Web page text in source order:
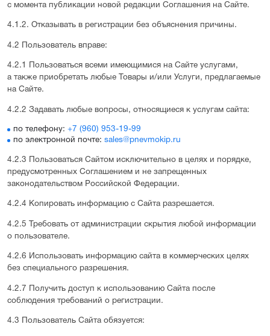
с момента публикации новой редакции Соглашения на Сайте.
4.1.2. Отказывать в регистрации без объяснения причины.
4.2 Пользователь вправе:
4.2.1 Пользоваться всеми имеющимися на Сайте услугами,
а также приобретать любые Товары и/или Услуги, предлагаемые
на Сайте.
4.2.2 Задавать любые вопросы, относящиеся к услугам сайта:
по телефону: +7 (960) 953-19-99
по электронной почте: sales@pnevmokip.ru
4.2.3 Пользоваться Сайтом исключительно в целях и порядке,
предусмотренных Соглашением и не запрещенных
законодательством Российской Федерации.
4.2.4 Копировать информацию с Сайта разрешается.
4.2.5 Требовать от администрации скрытия любой информации
о пользователе.
4.2.6 Использовать информацию сайта в коммерческих целях
без специального разрешения.
4.2.7 Получить доступ к использованию Сайта после
соблюдения требований о регистрации.
4.3 Пользователь Сайта обязуется: